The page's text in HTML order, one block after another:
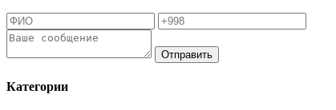
Отправить
Категории